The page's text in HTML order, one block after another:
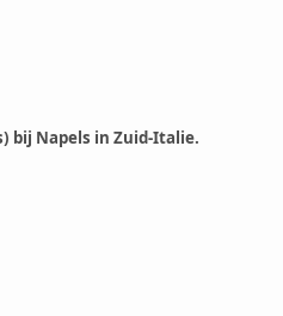
bij Napels in Zuid-Italie.